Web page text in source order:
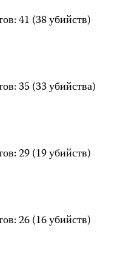
41 (38 убийств)
35 (33 убийства)
29 (19 убийств)
26 (16 убийств)